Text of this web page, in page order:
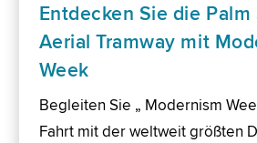
Entdecken Sie die Palm
Aerial Tramway mit
Week
Begleiten Sie „ Modernism
Fahrt mit der weltweit größten